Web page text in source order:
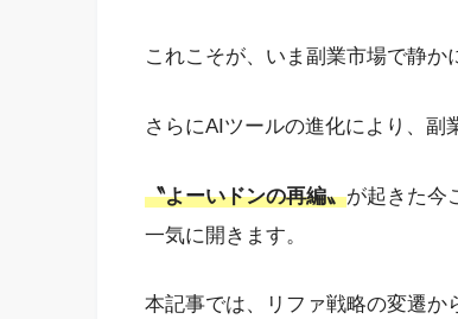
これこそが、いま副業市場で静か
さらにAIツールの進化により、副
〝よーいドンの再編〟が起きた今
一気に開きます。
本記事では、リファ戦略の変遷か